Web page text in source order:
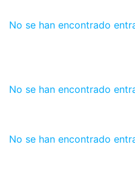
No se han encontrado
No se han encontrado
No se han encontrado